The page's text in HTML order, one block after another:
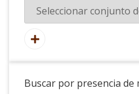
Buscar por presencia de